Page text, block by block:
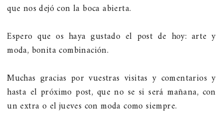
que nos dejó con la boca abierta.
Espero que os haya gustado el post de hoy: arte y
moda, bonita combinación.
Muchas gracias por vuestras visitas y comentarios y
hasta el próximo post, que no se si será mañana, con
un extra o el jueves con moda como siempre.